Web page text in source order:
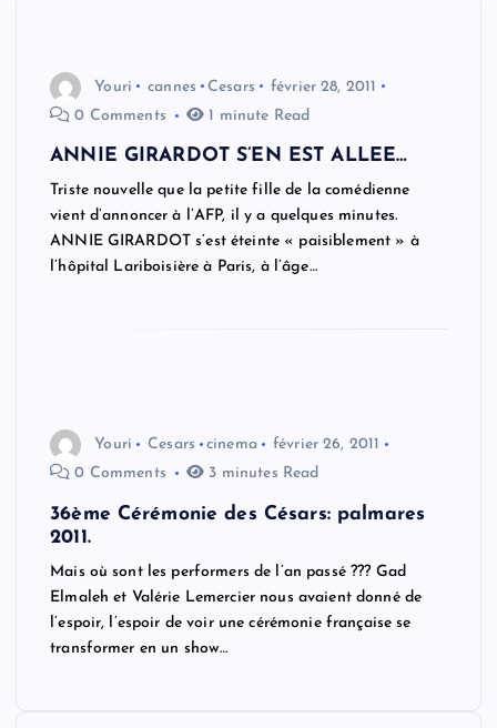
Youri cannes Cesars
février 28, 2011
0 Comments
1 minute Read
ANNIE GIRARDOT S’EN EST ALLEE…
Triste nouvelle que la petite fille de la comédienne
vient d’annoncer à l’AFP, il y a quelques minutes.
ANNIE GIRARDOT s’est éteinte « paisiblement » à
l’hôpital Lariboisière à Paris, à l’âge…
Youri Cesars cinema
février 26, 2011
0 Comments
3 minutes Read
36ème Cérémonie des Césars: palmares
2011.
Mais où sont les performers de l’an passé ??? Gad
Elmaleh et Valérie Lemercier nous avaient donné de
l’espoir, l’espoir de voir une cérémonie française se
transformer en un show…